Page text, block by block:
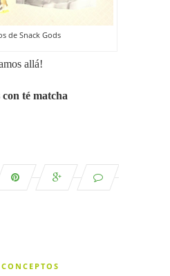
de Snack Gods
allá!
té matcha